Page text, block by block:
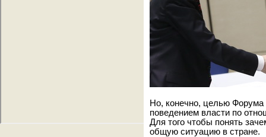
Но, конечно, целью
поведением власти по
Для того чтобы понять
общую ситуацию в стране.